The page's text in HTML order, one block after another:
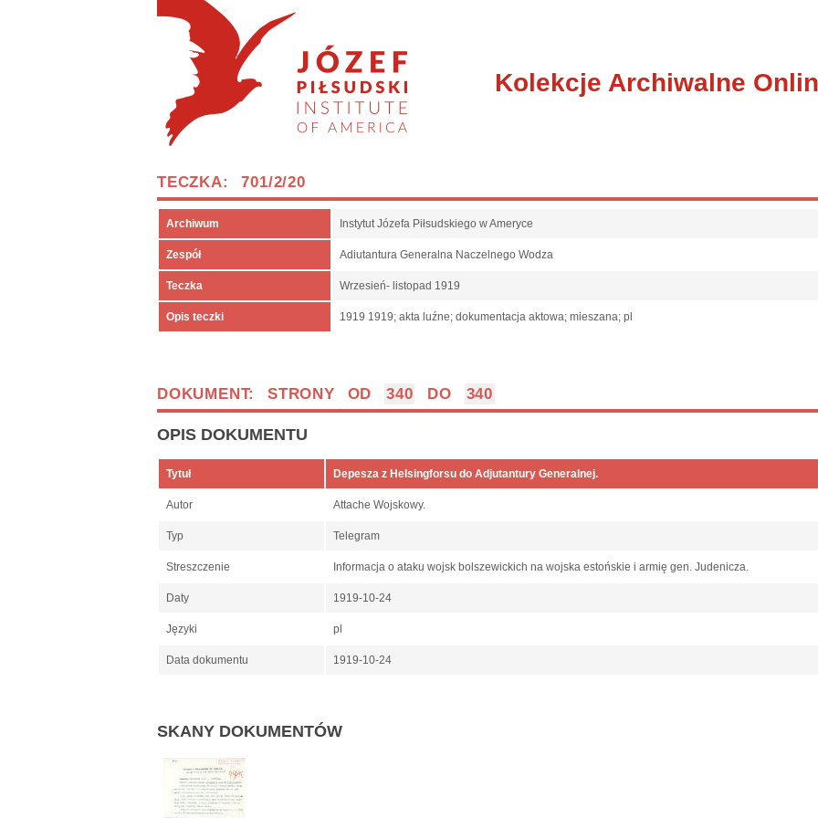
Kolekcje Archiwalne
TECZKA: 701/2/20
Archiwum Instytut Józefa Piłsudskiego w Ameryce
Zespół Adiutantura Generalna Naczelnego Wodza
Teczka Wrzesień- listopad 1919
Opis teczki 1919 1919; akta luźne; dokumentacja aktowa; mieszana; pl
DOKUMENT: STRONY OD 340 DO 340
OPIS DOKUMENTU
Tytuł Depesza z Helsingforsu do Adjutantury Generalnej.
Autor Attache Wojskowy.
Typ Telegram
Streszczenie Informacja o ataku wojsk bolszewickich na wojska estońskie i armię gen. Judenicza.
Daty 1919-10-24
Języki pl
Data dokumentu 1919-10-24
SKANY DOKUMENTÓW